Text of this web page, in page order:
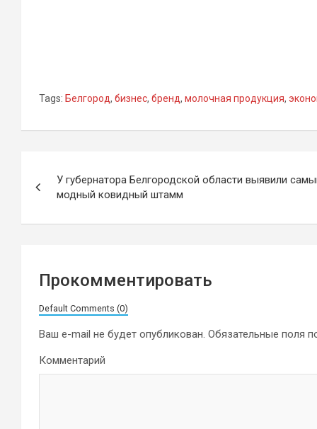
Tags: Белгород, бизнес, бренд, молочная продукция,
по
записям
У губернатора Белгородской области выявили
модный ковидный штамм
Прокомментировать
Default Comments (0)
Ваш e-mail не будет опубликован. Обязательные поля
Комментарий